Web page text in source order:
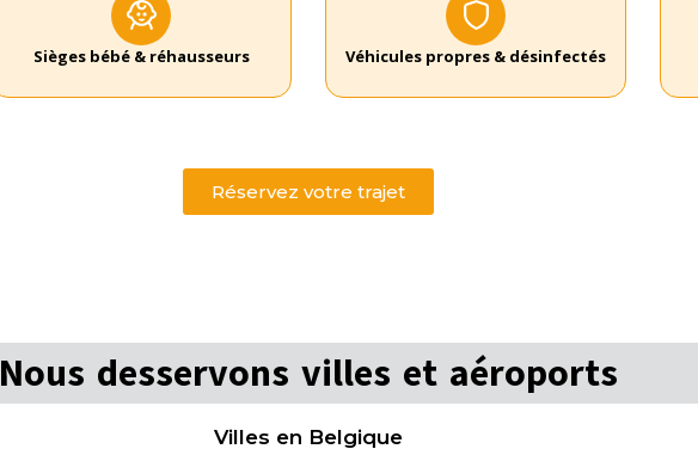
Sièges bébé & réhausseurs Véhicules propres & désinfectés
Réservez votre trajet
Nous desservons villes et aéroports
Villes en Belgique